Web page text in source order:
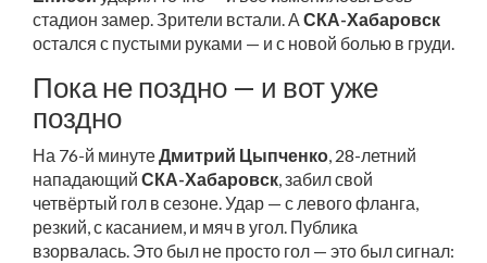
стадион замер. Зрители встали. А СКА-Хабаровск
остался с пустыми руками — и с новой болью в груди.
Пока не поздно — и вот уже
поздно
На 76-й минутеДмитрий Цыпченко, 28-летний
нападающий СКА-Хабаровск, забил свой
четвёртый гол в сезоне. Удар — с левого фланга,
резкий, с касанием, и мяч в угол. Публика
взорвалась. Это был не просто гол — это был сигнал: